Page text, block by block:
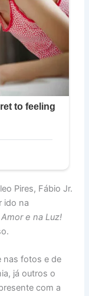
Pires, Fábio Jr.
ido na
e na Luz!
nas fotos e de
já outros o
com a